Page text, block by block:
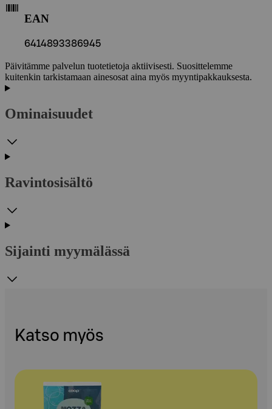
EAN
6414893386945
Päivitämme palvelun tuotetietoja aktiivisesti. Suosittelemme
kuitenkin tarkistamaan ainesosat aina myös myyntipakkauksesta.
Ominaisuudet
Ravintosisältö
Sijainti myymälässä
Katso myös